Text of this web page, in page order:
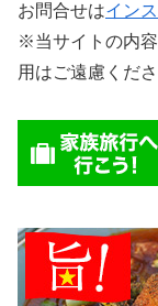
お問合せはイン
※当サイトの内
用はご遠慮くださ